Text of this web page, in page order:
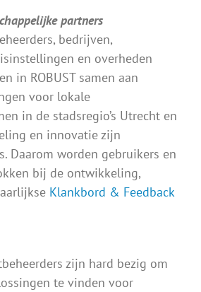
partners
bedrijven,
en overheden
in ROBUST samen aan
voor lokale
in de stadsregio’s Utrecht en
en innovatie zijn
Daarom worden gebruikers en
bij de ontwikkeling,
Klankbord & Feedback
zijn hard bezig om
te vinden voor